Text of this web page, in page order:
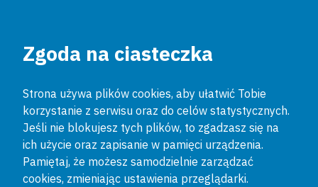
Zgoda na ciasteczka
Strona używa plików cookies, aby ułatwić Tobie
korzystanie z serwisu oraz do celów statystycznych.
Jeśli nie blokujesz tych plików, to zgadzasz się na
ich użycie oraz zapisanie w pamięci urządzenia.
Pamiętaj, że możesz samodzielnie zarządzać
cookies, zmieniając ustawienia przeglądarki.